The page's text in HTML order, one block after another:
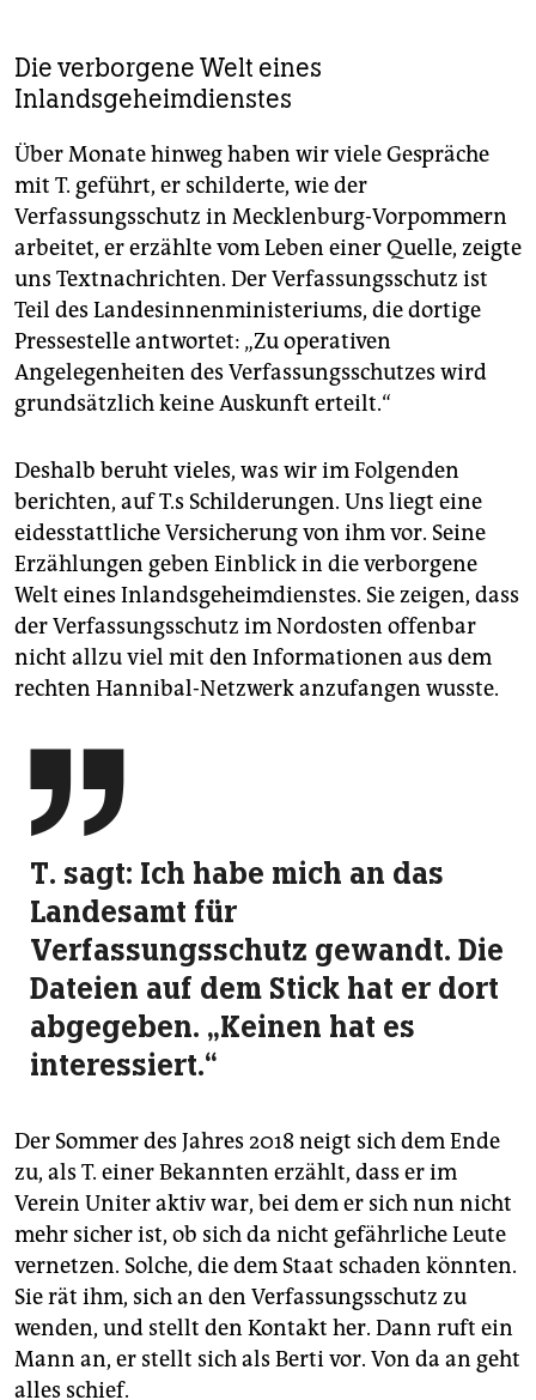
Die verborgene Welt eines
Inlandsgeheimdienstes
Über Monate hinweg haben wir viele Gespräche
mit T. geführt, er schilderte, wie der
Verfassungsschutz in Mecklenburg-Vorpommern
arbeitet, er erzählte vom Leben einer Quelle, zeigte
uns Textnachrichten. Der Verfassungsschutz ist
Teil des Landesinnenministeriums, die dortige
Pressestelle antwortet: „Zu operativen
Angelegenheiten des Verfassungsschutzes wird
grundsätzlich keine Auskunft erteilt.“
Deshalb beruht vieles, was wir im Folgenden
berichten, auf T.s Schilderungen. Uns liegt eine
eidesstattliche Versicherung von ihm vor. Seine
Erzählungen geben Einblick in die verborgene
Welt eines Inlandsgeheimdienstes. Sie zeigen, dass
der Verfassungsschutz im Nordosten offenbar
nicht allzu viel mit den Informationen aus dem
rechten Hannibal-Netzwerk anzufangen wusste.

T. sagt: Ich habe mich an das
Landesamt für
Verfassungsschutz gewandt. Die
Dateien auf dem Stick hat er dort
abgegeben. „Keinen hat es
interessiert.“
Der Sommer des Jahres 2018 neigt sich dem Ende
zu, als T. einer Bekannten erzählt, dass er im
Verein Uniter aktiv war, bei dem er sich nun nicht
mehr sicher ist, ob sich da nicht gefährliche Leute
vernetzen. Solche, die dem Staat schaden könnten.
Sie rät ihm, sich an den Verfassungsschutz zu
wenden, und stellt den Kontakt her. Dann ruft ein
Mann an, er stellt sich als Berti vor. Von da an geht
alles schief.